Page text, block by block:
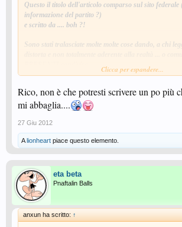
Questo il titolo dell'articolo comparso sul sito federale
informazione del partito ?)
e scritto da .... boh ?!
Sono stati tralasciate molte molte cose dando, a chi
Secondo me ledendo anche l'immagine del TENTONI
TENTONI NON HA DELUSO TUTTI ... e, fino a
ciò che mi è stato raccontato da più persone, io sono
L'organo di informazione del partito penso debba
... e magari scusarsi.
Clicca per espandere...
Rico, non è che potresti scrivere un po più
mi abbaglia....
27 Giu 2012
Alionheart piace questo elemento.
eta beta
Pnaftalin Balls
anxun ha scritto: ↑